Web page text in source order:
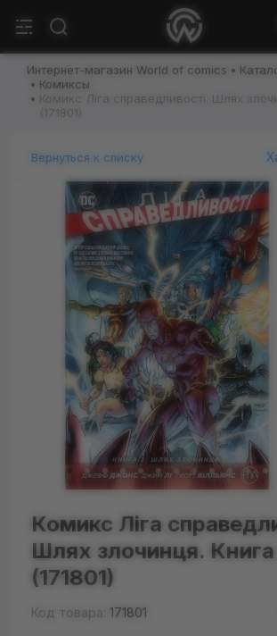
Интернет-магазин World of comics
Комиксы
Комикс Ліга справедливості. Шлях
Вернуться к списку
Комикс Ліга
Шлях злочинця.
(171801)
Код товара: 171801